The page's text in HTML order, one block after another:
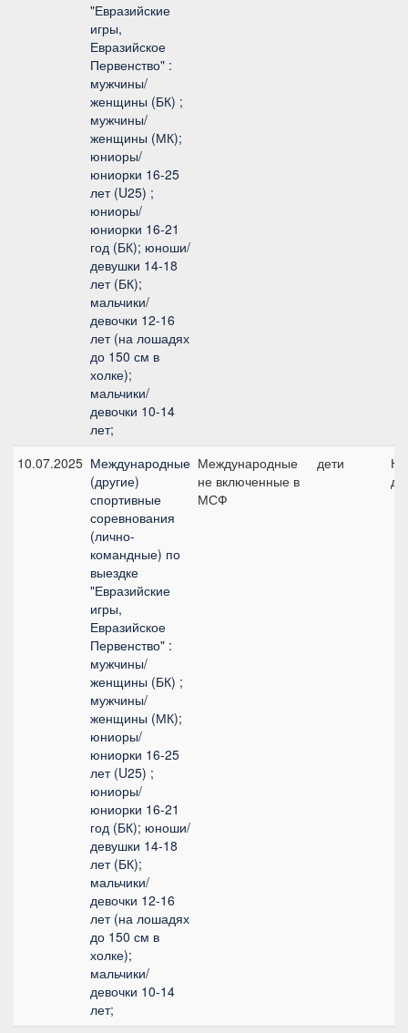
"Евразийские
игры,
Евразийское
Первенство" :
мужчины/
женщины (БК) ;
мужчины/
женщины (МК);
юниоры/
юниорки 16-25
лет (U25) ;
юниоры/
юниорки 16-21
год (БК); юноши/
девушки 14-18
лет (БК);
мальчики/
девочки 12-16
лет (на лошадях
до 150 см в
холке);
мальчики/
девочки 10-14
лет;
10.07.2025 Международные
(другие)
спортивные
соревнования
(лично-
командные) по
выездке
"Евразийские
игры,
Евразийское
Первенство" :
мужчины/
женщины (БК) ;
мужчины/
женщины (МК);
юниоры/
юниорки 16-25
лет (U25) ;
юниоры/
юниорки 16-21
год (БК); юноши/
девушки 14-18
лет (БК);
мальчики/
девочки 12-16
лет (на лошадях
до 150 см в
холке);
мальчики/
девочки 10-14
лет;
Международные
не включенные в
МСФ
дети